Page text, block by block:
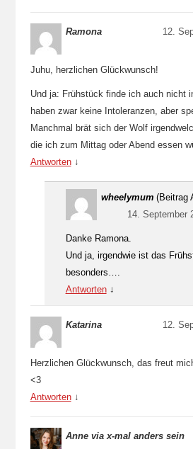
Ramona 12.
Juhu, herzlichen Glückwunsch!
Und ja: Frühstück finde ich auch nicht
haben zwar keine Intoleranzen, aber
Manchmal brät sich der Wolf
die ich zum Mittag oder Abend essen
Antworten ↓
wheelymum (Beitrag
14. September
Danke Ramona.
Und ja, irgendwie ist das
besonders….
Antworten ↓
Katarina 12.
Herzlichen Glückwunsch, das freut
<3
Antworten ↓
Anne via x-mal anders sein